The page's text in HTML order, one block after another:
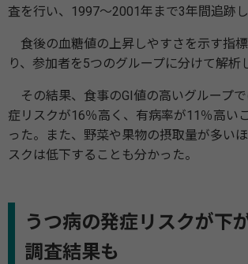
査を行い、1997～2001年まで3年間追跡し
食後の血糖値の上昇しやすさを示す指
り、参加者を5つのグループに分けて解析
その結果、食事のGI値の高いグループ
症リスクが16％高く、有病率が11％高い
った。また、野菜や果物の摂取量が多い
スクは低下することも分かった。
うつ病の発症リスクが下
調査結果も